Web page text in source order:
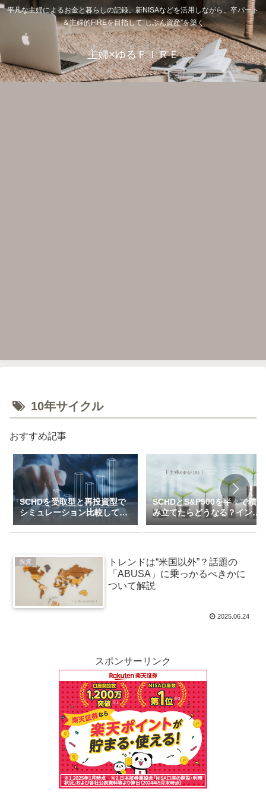
平凡な主婦によるお金と暮らしの記録。新NISAなどを活用しながら、卒パート
＆主婦的FIREを目指して“じぶん資産”を築く
主婦×ゆるＦＩＲＥ
10年サイクル
おすすめ記事
SCHDを受取型と再投資型で
シミュレーション比較してみ
た（一括＆特定口座で3万～
10万積立）
SCHDとS&P500を半々で積
み立てたらどうなる？インデ
ックス×高配当のハイブリッ
ド投資戦略
投資
トレンドは“米国以外”？話題の
「ABUSA」に乗っかるべきかに
ついて解説
2025.06.24
スポンサーリンク